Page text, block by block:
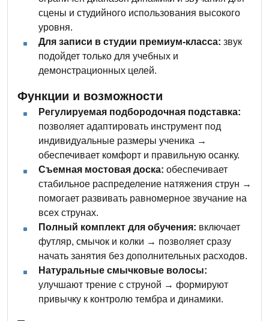
сцены и студийного использования высокого
уровня.
Для записи в студии премиум-класса: звук
подойдет только для учебных и
демонстрационных целей.
Функции и возможности
Регулируемая подбородочная подставка:
позволяет адаптировать инструмент под
индивидуальные размеры ученика →
обеспечивает комфорт и правильную осанку.
Съемная мостовая доска: обеспечивает
стабильное распределение натяжения струн →
помогает развивать равномерное звучание на
всех струнах.
Полный комплект для обучения: включает
футляр, смычок и колки → позволяет сразу
начать занятия без дополнительных расходов.
Натуральные смычковые волосы:
улучшают трение с струной → формируют
привычку к контролю тембра и динамики.